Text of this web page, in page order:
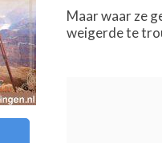
Maar waar ze
weigerde te